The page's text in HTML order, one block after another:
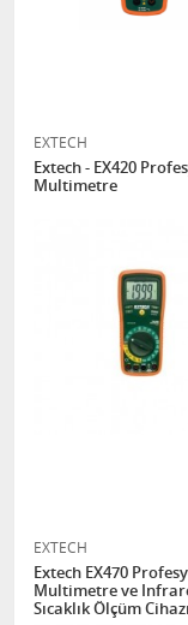
EXTECH
Extech - EX420
Multimetre
EXTECH
Extech EX470
Multimetre ve
Sıcaklık Ölçüm Cihazı